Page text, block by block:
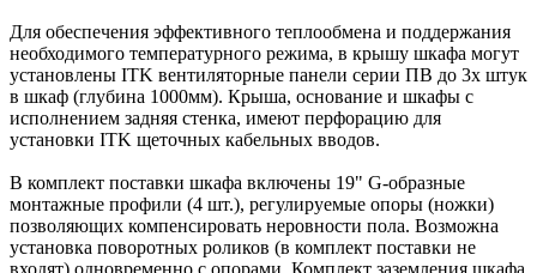
Для обеспечения эффективного теплообмена и поддержания
необходимого температурного режима, в крышу шкафа могут
установлены ITK вентиляторные панели серии ПВ до 3х штук
в шкаф (глубина 1000мм). Крыша, основание и шкафы с
исполнением задняя стенка, имеют перфорацию для
установки ITK щеточных кабельных вводов.
В комплект поставки шкафа включены 19" G-образные
монтажные профили (4 шт.), регулируемые опоры (ножки)
позволяющих компенсировать неровности пола. Возможна
установка поворотных роликов (в комплект поставки не
входят) одновременно с опорами. Комплект заземления шкафа